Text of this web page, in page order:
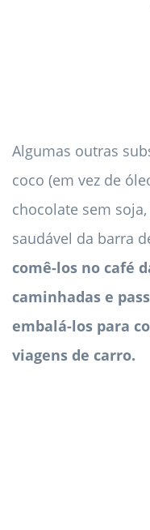
Algumas outras
coco (em vez de
chocolate sem
saudável da barra
comê-los no café
caminhadas e
embalá-los para
viagens de carro.